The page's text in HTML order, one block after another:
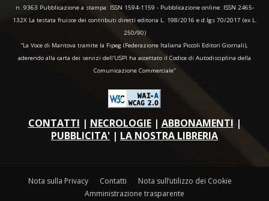
n. 9363 Pubblicazione a stampa: ISSN 1594-1159 - Pubblicazione online: ISSN 2465-
132X La testata fruisce dei contributi diretti editoria L. 198/2016 e d.lgs 70/2017 (ex L.
250/90)
“La Voce di Mantova tramite la Fipeg (Federazione Italiana Piccoli Editori Giornali),
aderendo alla carta dei servizi dell'USPI ha accettato il Codice di Autodisciplina della
Comunicazione Commerciale"
CONTATTI | NECROLOGIE| ABBONAMENTI |
PUBBLICITA' | LA NOSTRA LIBRERIA
Nota sulla Privacy Contatti
Nota sull’utilizzo dei Cookie
Amministrazione trasparente